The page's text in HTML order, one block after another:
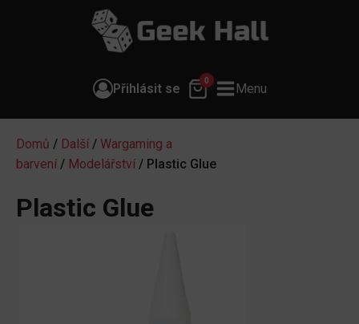
Přihlásit se
0
Menu
Domů / Další / Wargaming a
barvení / Modelářství / Plastic Glue
Plastic Glue